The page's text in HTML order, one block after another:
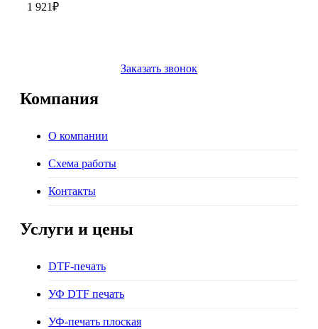
1 921₽
Заказать звонок
Компания
О компании
Схема работы
Контакты
Услуги и цены
DTF-печать
УФ DTF печать
УФ-печать плоская